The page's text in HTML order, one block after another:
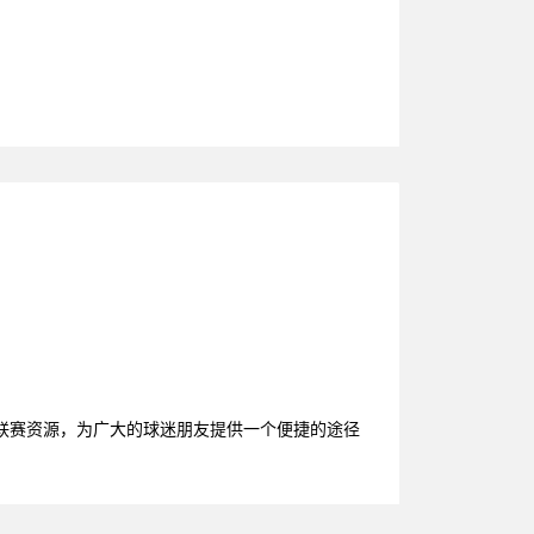
资源，为广大的球迷朋友提供一个便捷的途径